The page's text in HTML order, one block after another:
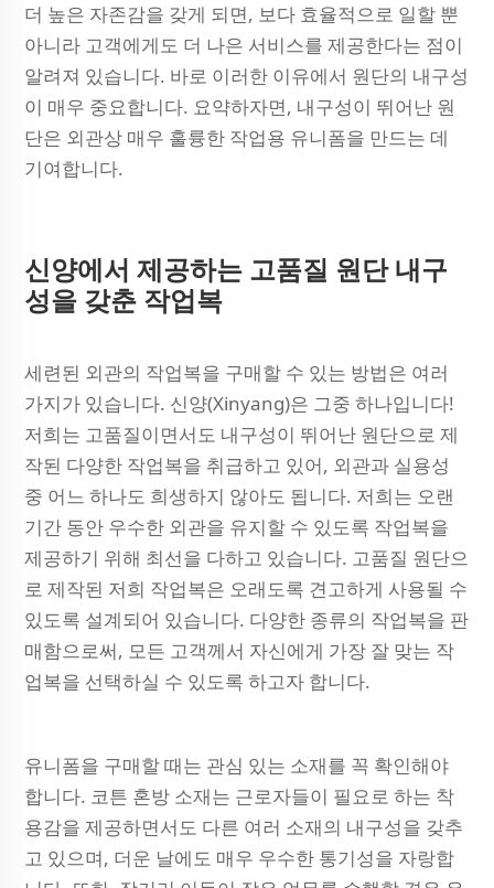
더 높은 자존감을 갖게 되면, 보다 효율적으로 일할 뿐
아니라 고객에게도 더 나은 서비스를 제공한다는 점이
알려져 있습니다. 바로 이러한 이유에서 원단의 내구성
이 매우 중요합니다. 요약하자면, 내구성이 뛰어난 원
단은 외관상 매우 훌륭한 작업용 유니폼을 만드는 데
기여합니다.
신양에서 제공하는 고품질 원단 내구
성을 갖춘 작업복
세련된 외관의 작업복을 구매할 수 있는 방법은 여러
가지가 있습니다. 신양(Xinyang)은 그중 하나입니다!
저희는 고품질이면서도 내구성이 뛰어난 원단으로 제
작된 다양한 작업복을 취급하고 있어, 외관과 실용성
중 어느 하나도 희생하지 않아도 됩니다. 저희는 오랜
기간 동안 우수한 외관을 유지할 수 있도록 작업복을
제공하기 위해 최선을 다하고 있습니다. 고품질 원단으
로 제작된 저희 작업복은 오래도록 견고하게 사용될 수
있도록 설계되어 있습니다. 다양한 종류의 작업복을 판
매함으로써, 모든 고객께서 자신에게 가장 잘 맞는 작
업복을 선택하실 수 있도록 하고자 합니다.
유니폼을 구매할 때는 관심 있는 소재를 꼭 확인해야
합니다. 코튼 혼방 소재는 근로자들이 필요로 하는 착
용감을 제공하면서도 다른 여러 소재의 내구성을 갖추
고 있으며, 더운 날에도 매우 우수한 통기성을 자랑합